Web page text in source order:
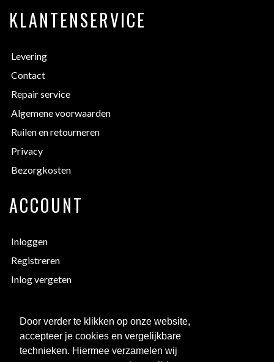
Door verder te klikken op onze website,
accepteer je cookies en vergelijkbare
technieken. Hiermee verzamelen wij
KLANTENSERVICE
Levering
Contact
Repair service
Algemene voorwaarden
Ruilen en retourneren
Privacy
Bezorgkosten
ACCOUNT
Inloggen
Registreren
Inlog vergeten
EXTRA INFORMATIE
Bedrukken